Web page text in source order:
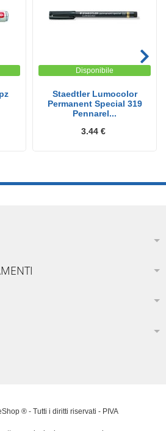
Disponibile
Staedtler Lumocolor
Permanent Special 319
Pennarel...
3.44 €
® - Tutti i diritti riservati - PIVA